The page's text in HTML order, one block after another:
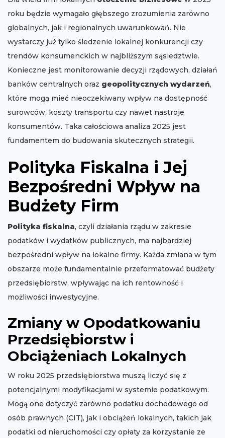
roku będzie wymagało głębszego zrozumienia zarówno
globalnych, jak i regionalnych uwarunkowań. Nie
wystarczy już tylko śledzenie lokalnej konkurencji czy
trendów konsumenckich w najbliższym sąsiedztwie.
Konieczne jest monitorowanie decyzji rządowych, działań
banków centralnych oraz geopolitycznych wydarzeń,
które mogą mieć nieoczekiwany wpływ na dostępność
surowców, koszty transportu czy nawet nastroje
konsumentów. Taka całościowa analiza 2025 jest
fundamentem do budowania skutecznych strategii.
Polityka Fiskalna i Jej
Bezpośredni Wpływ na
Budżety Firm
Polityka fiskalna, czyli działania rządu w zakresie
podatków i wydatków publicznych, ma najbardziej
bezpośredni wpływ na lokalne firmy. Każda zmiana w tym
obszarze może fundamentalnie przeformatować budżety
przedsiębiorstw, wpływając na ich rentowność i
możliwości inwestycyjne.
Zmiany w Opodatkowaniu
Przedsiębiorstw i
Obciążeniach Lokalnych
W roku 2025 przedsiębiorstwa muszą liczyć się z
potencjalnymi modyfikacjami w systemie podatkowym.
Mogą one dotyczyć zarówno podatku dochodowego od
osób prawnych (CIT), jak i obciążeń lokalnych, takich jak
podatki od nieruchomości czy opłaty za korzystanie ze